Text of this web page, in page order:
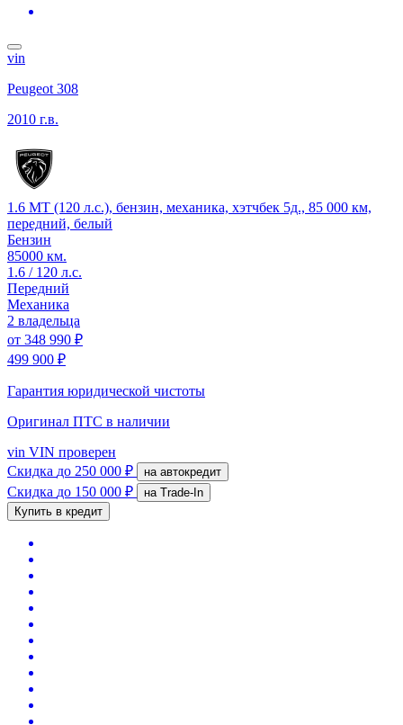
vin
Peugeot 308
2010 г.в.
1.6 MT (120 л.с.), бензин, механика, хэтчбек 5д., 85 000 км,
передний, белый
Бензин
85000 км.
1.6 / 120 л.с.
Передний
Механика
2 владельца
от 348 990 ₽
499 900 ₽
Гарантия юридической чистоты
Оригинал ПТС в наличии
vin VIN проверен
Скидка до 250 000 ₽ на автокредит
Скидка до 150 000 ₽
на Trade-In
Купить в кредит